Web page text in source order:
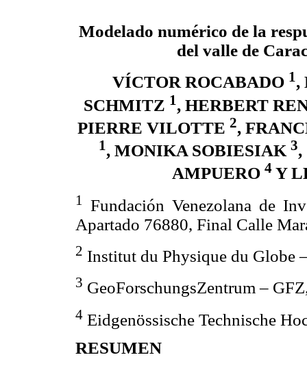
Modelado numérico de la
del valle de
VÍCTOR ROCABADO 1,
SCHMITZ 1, HERBERT
PIERRE VILOTTE 2,
1, MONIKA SOBIESIAK 3,
AMPUERO 4Y
1
Fundación Venezolana de
Apartado 76880, Final Calle
2 Institut du Physique du Globe
3 GeoForschungsZentrum –
4 Eidgenössische Technische
RESUMEN